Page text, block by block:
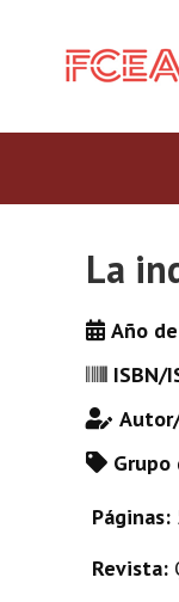
La
Año
ISBN/
Páginas:
Revista: